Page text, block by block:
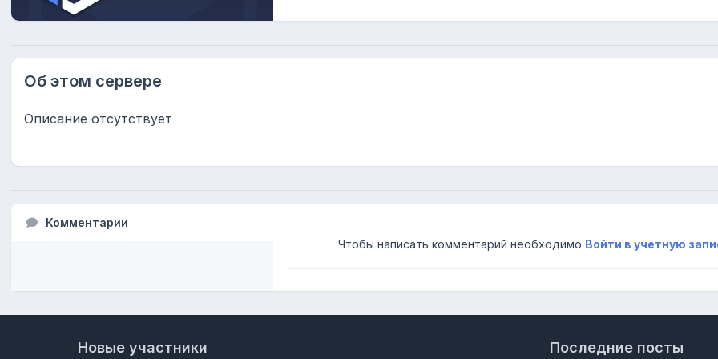
Об этом сервере
Описание отсутствует
Комментарии
Чтобы написать комментарий необходимо Войти в учетную
Новые участники Последние посты